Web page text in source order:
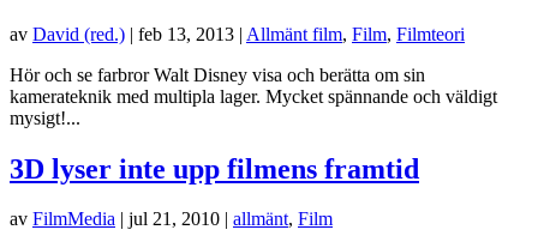
av David (red.) | feb 13, 2013 | Allmänt film, Film, Filmteori
Hör och se farbror Walt Disney visa och berätta om sin
kamerateknik med multipla lager. Mycket spännande och väldigt
mysigt!...
3D lyser inte upp filmens framtid
av FilmMedia | jul 21, 2010 | allmänt, Film